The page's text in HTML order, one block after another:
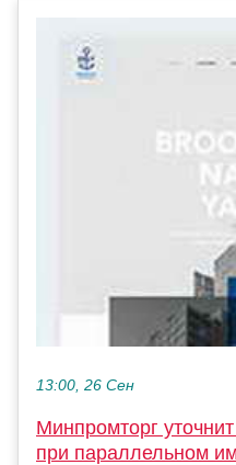
13:00, 26 Сен
Минпромторг
при параллельном